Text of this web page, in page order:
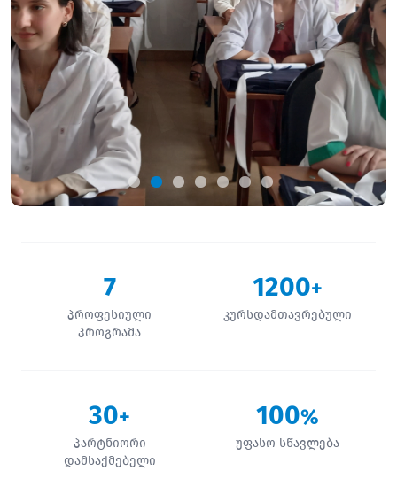
7
პროფესიული
პროგრამა
1200+
კურსდამთავრებული
30+
პარტნიორი
დამსაქმებელი
100%
უფასო სწავლება